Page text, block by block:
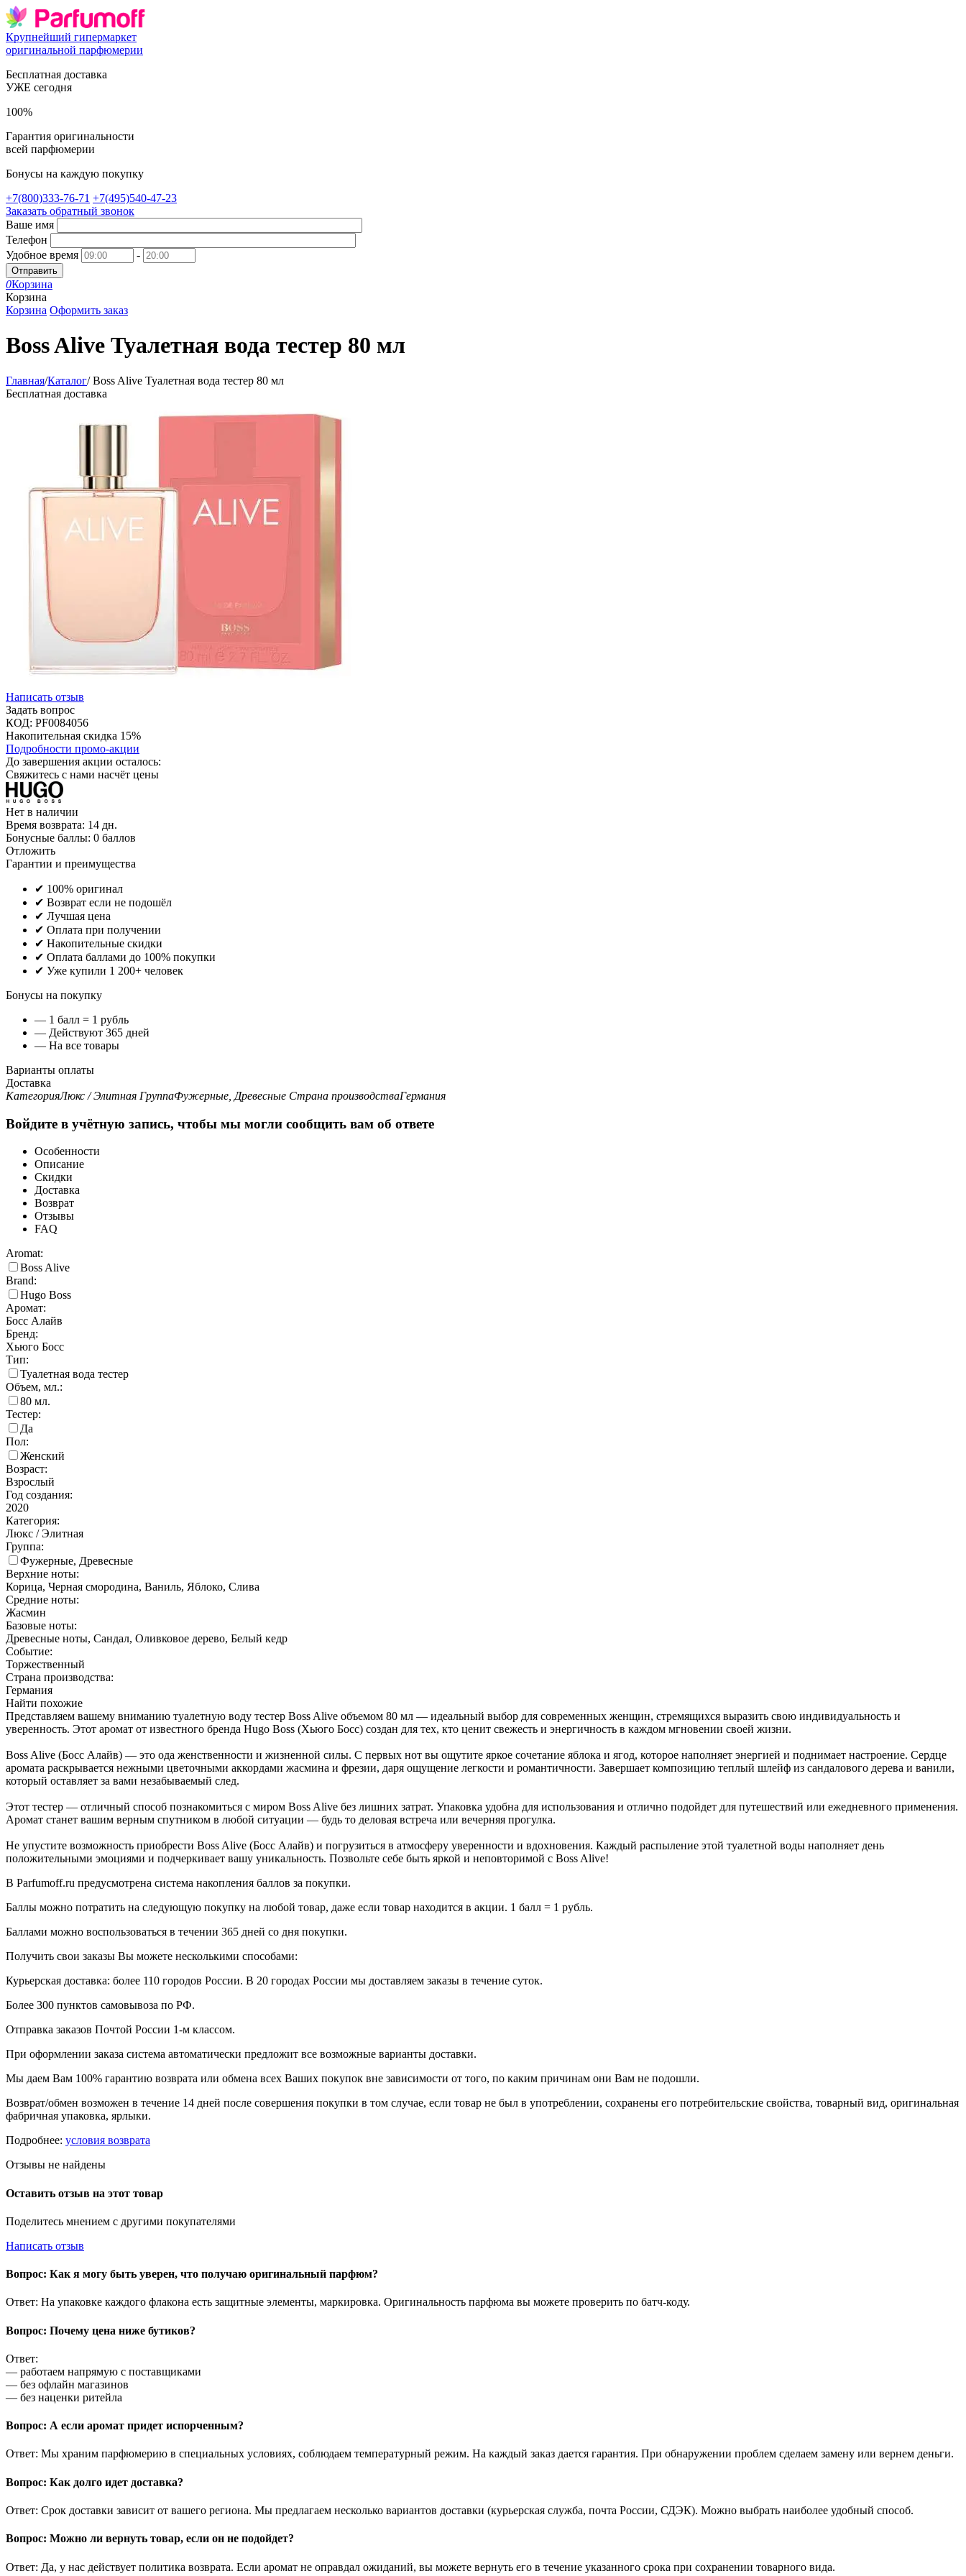
Крупнейший гипермаркет
оригинальной парфюмерии
Бесплатная доставка
УЖЕ сегодня
100%
Гарантия оригинальности
всей парфюмерии
Бонусы на каждую покупку
+7(800)333-76-71 +7(495)540-47-23
Заказать обратный звонок
Ваше имя
Телефон
Удобное время
-
Отправить
0Корзина
Корзина
Корзина Оформить заказ
Boss Alive Туалетная вода тестер 80 мл
Главная/Каталог/Boss Alive Туалетная вода тестер 80 мл
Бесплатная доставка
Написать отзыв
Задать вопрос
КОД: PF0084056
Накопительная скидка 15%
Подробности промо-акции
До завершения акции осталось:
Свяжитесь с нами насчёт цены
Нет в наличии
Время возврата: 14 дн.
Бонусные баллы: 0 баллов
Отложить
Гарантии и преимущества
✔ 100% оригинал
✔ Возврат если не подошёл
✔ Лучшая цена
✔ Оплата при получении
✔ Накопительные скидки
✔ Оплата баллами до 100% покупки
✔ Уже купили 1 200+ человек
Бонусы на покупку
— 1 балл = 1 рубль
— Действуют 365 дней
— На все товары
Варианты оплаты
Доставка
КатегорияЛюкс / Элитная ГруппаФужерные, Древесные Страна производстваГермания
Войдите в учётную запись, чтобы мы могли сообщить вам об ответе
Особенности
Описание
Скидки
Доставка
Возврат
Отзывы
FAQ
Aromat:
Boss Alive
Brand:
Hugo Boss
Аромат:
Босс Алайв
Бренд:
Хьюго Босс
Тип:
Туалетная вода тестер
Объем, мл.:
80 мл.
Тестер:
Да
Пол:
Женский
Возраст:
Взрослый
Год создания:
2020
Категория:
Люкс / Элитная
Группа:
Фужерные, Древесные
Верхние ноты:
Корица, Черная смородина, Ваниль, Яблоко, Слива
Средние ноты:
Жасмин
Базовые ноты:
Древесные ноты, Сандал, Оливковое дерево, Белый кедр
Событие:
Торжественный
Страна производства:
Германия
Найти похожие
Представляем вашему вниманию туалетную воду тестер Boss Alive объемом 80 мл — идеальный выбор для современных женщин, стремящихся выразить свою индивидуальность и
уверенность. Этот аромат от известного бренда Hugo Boss (Хьюго Босс) создан для тех, кто ценит свежесть и энергичность в каждом мгновении своей жизни.
Boss Alive (Босс Алайв) — это ода женственности и жизненной силы. С первых нот вы ощутите яркое сочетание яблока и ягод, которое наполняет энергией и поднимает настроение. Сердце
аромата раскрывается нежными цветочными аккордами жасмина и фрезии, даря ощущение легкости и романтичности. Завершает композицию теплый шлейф из сандалового дерева и ванили,
который оставляет за вами незабываемый след.
Этот тестер — отличный способ познакомиться с миром Boss Alive без лишних затрат. Упаковка удобна для использования и отлично подойдет для путешествий или ежедневного применения.
Аромат станет вашим верным спутником в любой ситуации — будь то деловая встреча или вечерняя прогулка.
Не упустите возможность приобрести Boss Alive (Босс Алайв) и погрузиться в атмосферу уверенности и вдохновения. Каждый распыление этой туалетной воды наполняет день
положительными эмоциями и подчеркивает вашу уникальность. Позвольте себе быть яркой и неповторимой с Boss Alive!
В Parfumoff.ru предусмотрена система накопления баллов за покупки.
Баллы можно потратить на следующую покупку на любой товар, даже если товар находится в акции. 1 балл = 1 рубль.
Баллами можно воспользоваться в течении 365 дней со дня покупки.
Получить свои заказы Вы можете несколькими способами:
Курьерская доставка: более 110 городов России. В 20 городах России мы доставляем заказы в течение суток.
Более 300 пунктов самовывоза по РФ.
Отправка заказов Почтой России 1-м классом.
При оформлении заказа система автоматически предложит все возможные варианты доставки.
Мы даем Вам 100% гарантию возврата или обмена всех Ваших покупок вне зависимости от того, по каким причинам они Вам не подошли.
Возврат/обмен возможен в течение 14 дней после совершения покупки в том случае, если товар не был в употреблении, сохранены его потребительские свойства, товарный вид, оригинальная
фабричная упаковка, ярлыки.
Подробнее: условия возврата
Отзывы не найдены
Оставить отзыв на этот товар
Поделитесь мнением с другими покупателями
Написать отзыв
Вопрос: Как я могу быть уверен, что получаю оригинальный парфюм?
Ответ: На упаковке каждого флакона есть защитные элементы, маркировка. Оригинальность парфюма вы можете проверить по батч-коду.
Вопрос: Почему цена ниже бутиков?
Ответ:
— работаем напрямую с поставщиками
— без офлайн магазинов
— без наценки ритейла
Вопрос: А если аромат придет испорченным?
Ответ: Мы храним парфюмерию в специальных условиях, соблюдаем температурный режим. На каждый заказ дается гарантия. При обнаружении проблем сделаем замену или вернем деньги.
Вопрос: Как долго идет доставка?
Ответ: Срок доставки зависит от вашего региона. Мы предлагаем несколько вариантов доставки (курьерская служба, почта России, СДЭК). Можно выбрать наиболее удобный способ.
Вопрос: Можно ли вернуть товар, если он не подойдет?
Ответ: Да, у нас действует политика возврата. Если аромат не оправдал ожиданий, вы можете вернуть его в течение указанного срока при сохранении товарного вида.